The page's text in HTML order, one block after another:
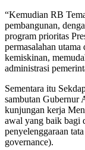
“Kemudian RB
pembangunan,
program prioritas
permasalahan
kemiskinan,
administrasi
Sementara itu
sambutan Gubernur
kunjungan kerja
awal yang baik bagi
penyelenggaraan
governance).